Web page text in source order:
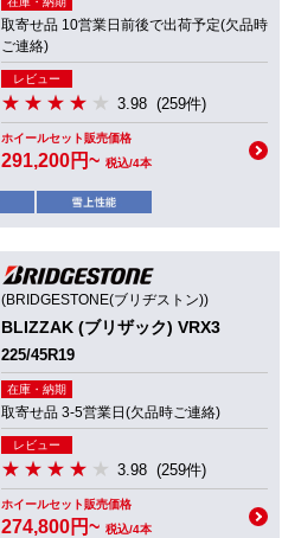
取寄せ品 10営業日前後で出荷予定(欠品時
ご連絡)
レビュー
3.98 (259件)
ホイールセット販売価格
291,200円~ 税込/4本
(BRIDGESTONE(ブリヂストン))
BLIZZAK (ブリザック) VRX3
225/45R19
在庫・納期
取寄せ品 3-5営業日(欠品時ご連絡)
レビュー
3.98 (259件)
ホイールセット販売価格
274,800円~ 税込/4本